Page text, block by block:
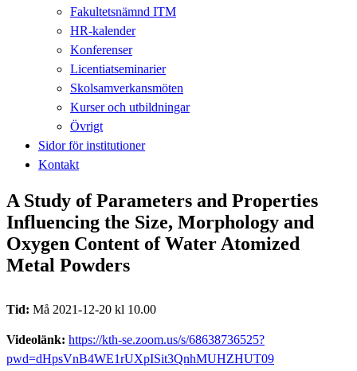
Fakultetsnämnd ITM
HR-kalender
Konferenser
Licentiatseminarier
Skolsamverkansmöten
Kurser och utbildningar
Övrigt
Sidor för institutioner
Kontakt
A Study of Parameters and Properties
Influencing the Size, Morphology and
Oxygen Content of Water Atomized
Metal Powders
Tid: Må 2021-12-20 kl 10.00
Videolänk: https://kth-se.zoom.us/s/68638736525?
pwd=dHpsVnB4WE1rUXpISit3QnhMUHZHUT09